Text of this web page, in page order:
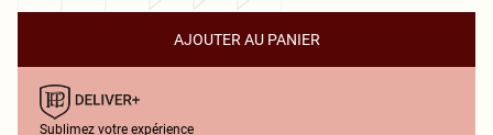
AJOUTER AU PANIER
Sublimez votre expérience